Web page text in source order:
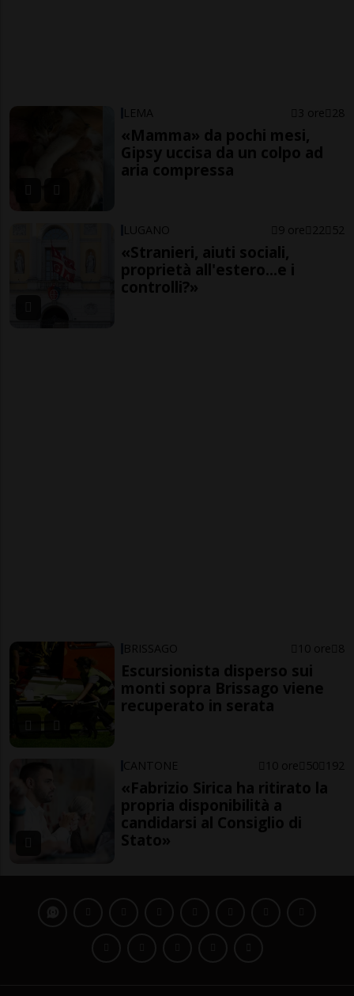
LEMA 3 ore 28
«Mamma» da pochi mesi,
Gipsy uccisa da un colpo ad
aria compressa
LUGANO 9 ore 22 52
«Stranieri, aiuti sociali,
proprietà all'estero...e i
controlli?»
BRISSAGO 10 ore 8
Escursionista disperso sui
monti sopra Brissago viene
recuperato in serata
CANTONE 10 ore 50 192
«Fabrizio Sirica ha ritirato la
propria disponibilità a
candidarsi al Consiglio di
Stato»